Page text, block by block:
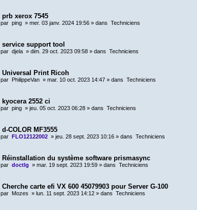
prb xerox 7545
par ping »mer. 03 janv. 2024 19:56 » dans Techniciens
service support tool
par djela »dim. 29 oct. 2023 09:58 » dans Techniciens
Universal Print Ricoh
par PhilippeVan »mar. 10 oct. 2023 14:47 » dans Techniciens
kyocera 2552 ci
par ping »jeu. 05 oct. 2023 06:28 » dans Techniciens
d-COLOR MF3555
par FLO12122002 »jeu. 28 sept. 2023 10:16 » dans Techniciens
Réinstallation du système software prismasync
par doctlg »mar. 19 sept. 2023 19:59 » dans Techniciens
Cherche carte efi VX 600 45079903 pour Server G-100
par Mozes »lun. 11 sept. 2023 14:12 » dans Techniciens